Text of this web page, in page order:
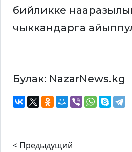
бийликке
чыккандарга
Булак: NazarNews.kg
< Предыдущий